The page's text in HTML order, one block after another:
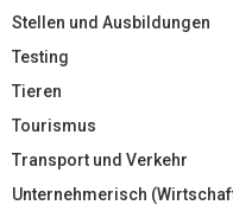
Stellen und Ausbildungen
Testing
Tieren
Tourismus
Transport und Verkehr
Unternehmerisch